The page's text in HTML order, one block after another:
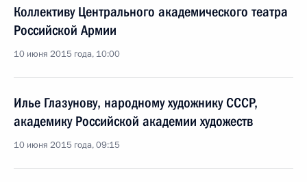
Коллективу Центрального академического театра
Российской Армии
10 июня 2015 года, 10:00
Илье Глазунову, народному художнику СССР,
академику Российской академии художеств
10 июня 2015 года, 09:15